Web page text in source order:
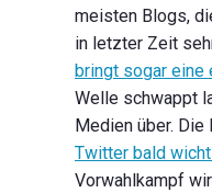
meisten Blogs,
in letzter Zeit
bringt sogar eine
Welle schwappt
Medien über.
Twitter bald
Vorwahlkampf